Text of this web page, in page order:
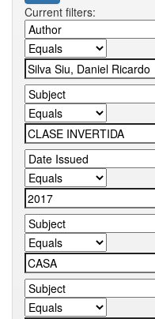
Current filters: